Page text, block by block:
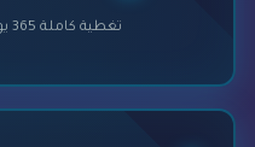
تغطية كاملة 365 يوم لكل مباريات الدوريات